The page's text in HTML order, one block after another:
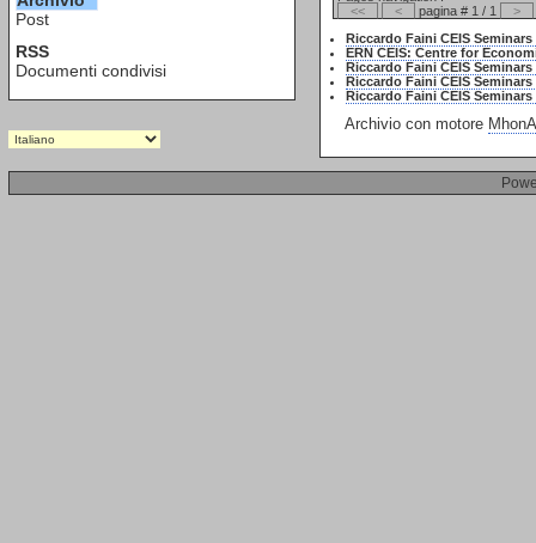
Post
RSS
Documenti condivisi
<<
< pagina # 1 / 1
>
Riccardo Faini CEIS
ERN CEIS: Centre for
Riccardo Faini CEIS
Riccardo Faini CEIS
Riccardo Faini CEIS
Archivio con motore